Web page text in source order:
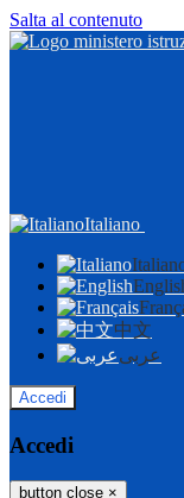
Salta al contenuto
Italiano
中文
عربى
Accedi
Accedi
button close ×